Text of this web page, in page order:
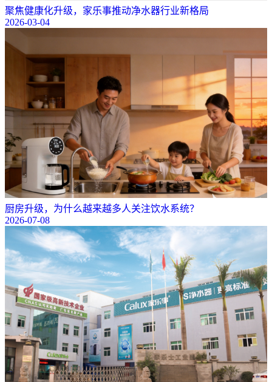
聚焦健康化升级，家乐事推动净水器行业新格局
2026-03-04
厨房升级，为什么越来越多人关注饮水系统？
2026-07-08